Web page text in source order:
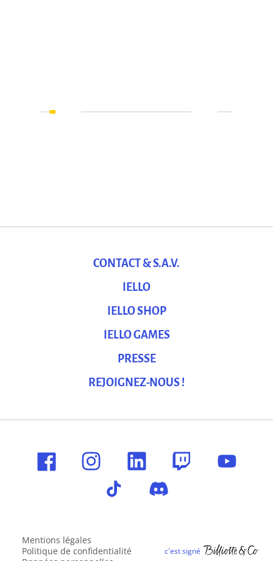
CONTACT & S.A.V.
IELLO
IELLO SHOP
IELLO GAMES
PRESSE
REJOIGNEZ-NOUS !
Mentions légales
Politique de confidentialité